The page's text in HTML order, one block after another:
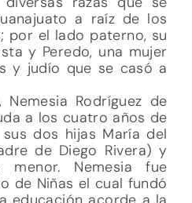
a raíz de los
por el lado paterno, su
y Peredo, una mujer
y judío que se casó a
Nemesia Rodríguez de
a los cuatro años de
dos hijas María del
de Diego Rivera) y
menor. Nemesia fue
de Niñas el cual fundó